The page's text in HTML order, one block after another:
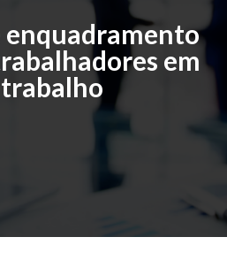
enquadramento
em